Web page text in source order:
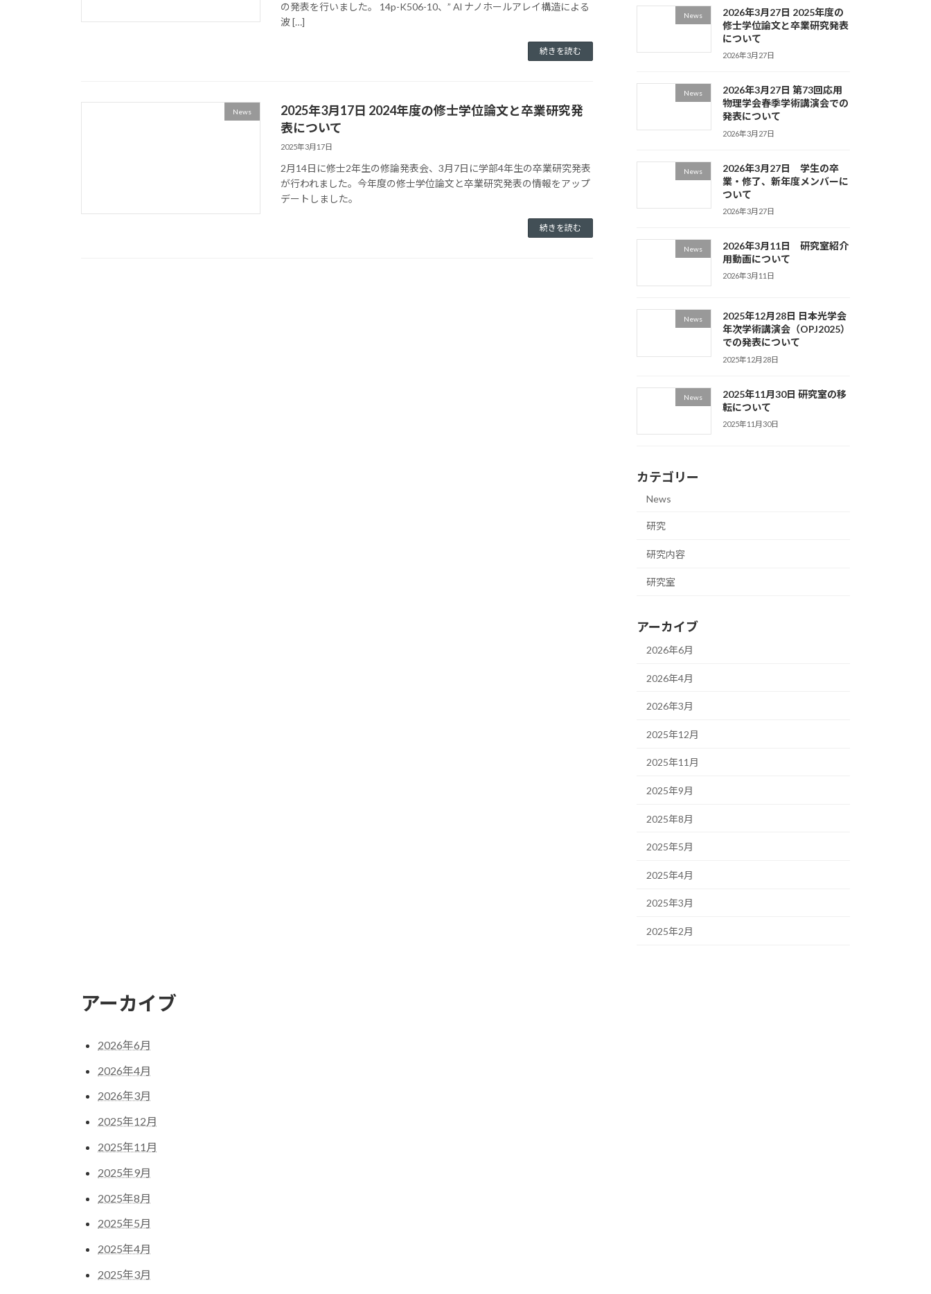
の発表を行いました。 14p-K506-10、” Al ナノホールアレイ構造による
波 […]
続きを読む
News
2025年3月17日 2024年度の修士学位論文と卒業研究発
表について
2025年3月17日
2月14日に修士2年生の修論発表会、3月7日に学部4年生の卒業研究発表
が行われました。今年度の修士学位論文と卒業研究発表の情報をアップ
デートしました。
続きを読む
News
2026年3月27日 2025年度の
修士学位論文と卒業研究発表
について
2026年3月27日
News
2026年3月27日 第73回応用
物理学会春季学術講演会での
発表について
2026年3月27日
News
2026年3月27日 学生の卒
業・修了、新年度メンバーに
ついて
2026年3月27日
News
2026年3月11日 研究室紹介
用動画について
2026年3月11日
News
2025年12月28日 日本光学会
年次学術講演会（OPJ2025）
での発表について
2025年12月28日
News
2025年11月30日 研究室の移
転について
2025年11月30日
カテゴリー
News
研究
研究内容
研究室
アーカイブ
2026年6月
2026年4月
2026年3月
2025年12月
2025年11月
2025年9月
2025年8月
2025年5月
2025年4月
2025年3月
2025年2月
アーカイブ
2026年6月
2026年4月
2026年3月
2025年12月
2025年11月
2025年9月
2025年8月
2025年5月
2025年4月
2025年3月